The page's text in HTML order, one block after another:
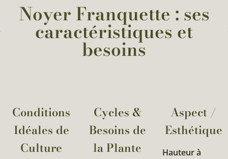
Noyer Franquette : ses
caractéristiques et
besoins
Conditions
Idéales de
Culture
Cycles &
Besoins de
la Plante​
Aspect /
Esthétique
Hauteur à